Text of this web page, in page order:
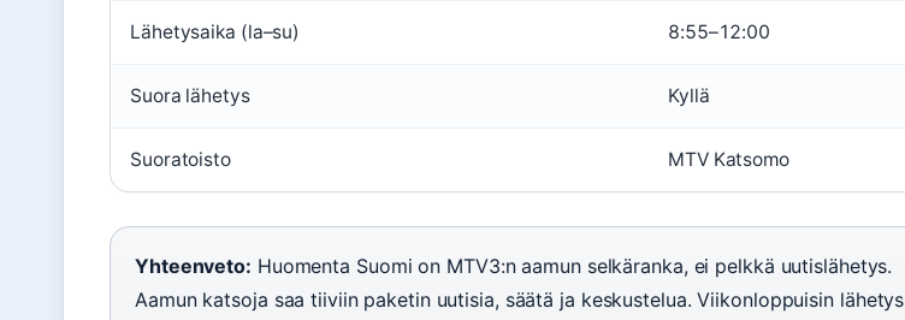
Lähetysaika (la–su) 8:55–12:00
Suora lähetys Kyllä
Suoratoisto MTV Katsomo
Yhteenveto: Huomenta Suomi on MTV3:n aamun selkäranka, ei pelkkä uutislähetys.
Aamun katsoja saa tiiviin paketin uutisia, säätä ja keskustelua. Viikonloppuisin lähetys